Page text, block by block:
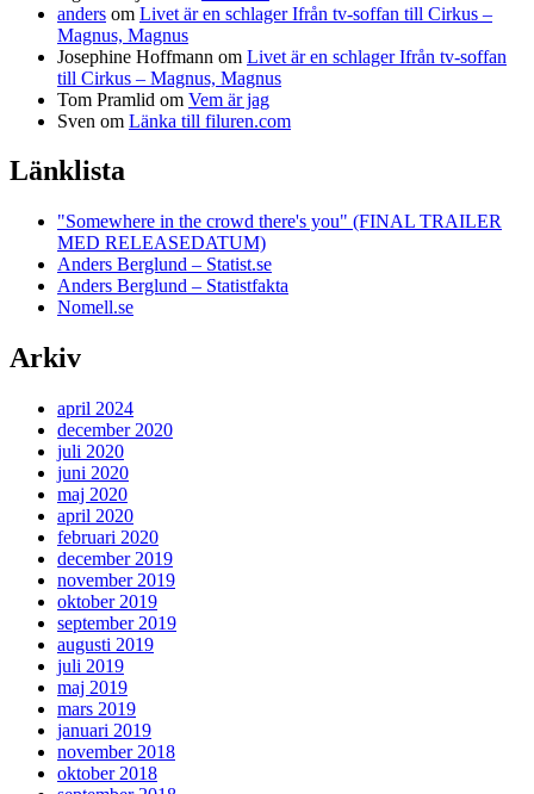
anders om Livet är en schlager Ifrån tv-soffan till Cirkus –
Magnus, Magnus
Josephine Hoffmann om Livet är en schlager Ifrån tv-soffan
till Cirkus – Magnus, Magnus
Tom Pramlid om Vem är jag
Sven om Länka till filuren.com
Länklista
"Somewhere in the crowd there's you" (FINAL TRAILER
MED RELEASEDATUM)
Anders Berglund – Statist.se
Anders Berglund – Statistfakta
Nomell.se
Arkiv
april 2024
december 2020
juli 2020
juni 2020
maj 2020
april 2020
februari 2020
december 2019
november 2019
oktober 2019
september 2019
augusti 2019
juli 2019
maj 2019
mars 2019
januari 2019
november 2018
oktober 2018